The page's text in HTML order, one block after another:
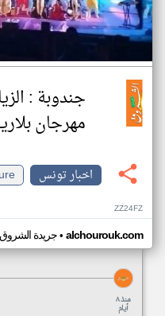
جندوبة :
مهرجان
اخبار تونس
ZZ24FZ
جريدة الشروق• alchourouk.com
منذ ٨
أيام